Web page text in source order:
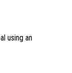
using an